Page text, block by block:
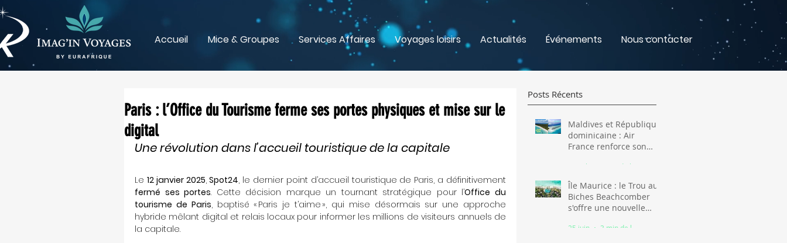
Accueil Mice & Groupes Services Affaires Voyages loisirs Actualités Événements Nous contacter
Paris : l’Office du Tourisme ferme ses portes physiques et mise sur le
digital
Une révolution dans l’accueil touristique de la capitale
Le 12 janvier 2025, Spot24
fermé ses portes. Cette décision marque un tournant stratégique pour l’Office du
tourisme de Paris, baptisé « Paris je t’aime », qui mise désormais sur une approche
hybride mêlant digital et relais locaux pour informer les millions de visiteurs annuels de
la capitale.
Posts Récents
Maldives et République
dominicaine : Air
France renforce son
16 juil.
Île Maurice : le Trou aux
Biches Beachcomber
s'offre une nouvelle
25 juin